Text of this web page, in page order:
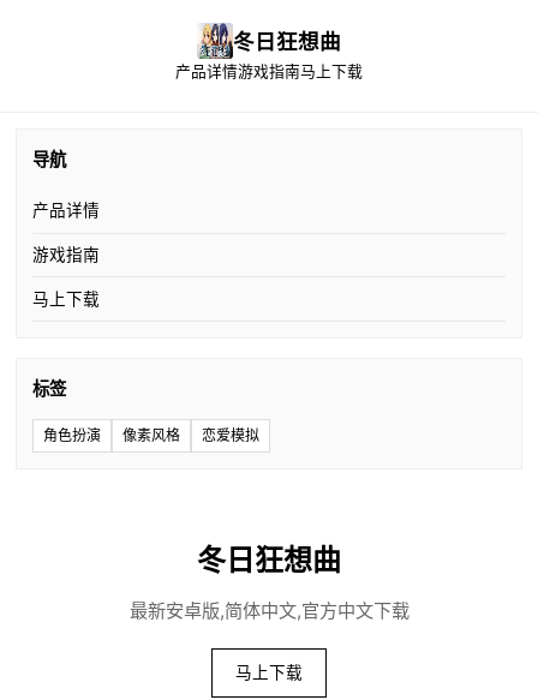
冬日狂想曲
产品详情游戏指南马上下载
导航
产品详情
游戏指南
马上下载
标签
角色扮演 像素风格 恋爱模拟
冬日狂想曲
最新安卓版,简体中文,官方中文下载
马上下载